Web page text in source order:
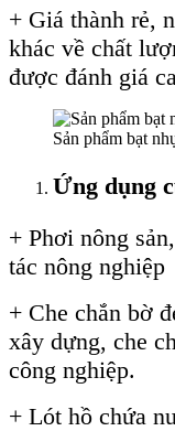
+ Giá thành rẻ,
khác về chất
được đánh giá
Sản phẩm bạt
Ứng dụng
+ Phơi nông
tác nông nghiệp
+ Che chắn bờ
xây dựng, che
công nghiệp.
+ Lót hồ chứa